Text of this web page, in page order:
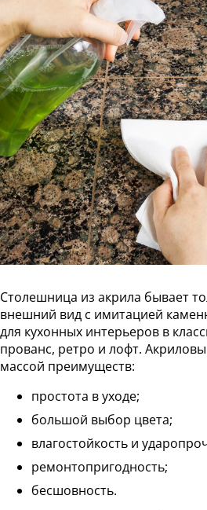
Столешница из акрила бывает
внешний вид с имитацией
для кухонных интерьеров в
прованс, ретро и лофт.
массой преимуществ:
простота в уходе;
большой выбор цвета;
влагостойкость и
ремонтопригодность;
бесшовность.